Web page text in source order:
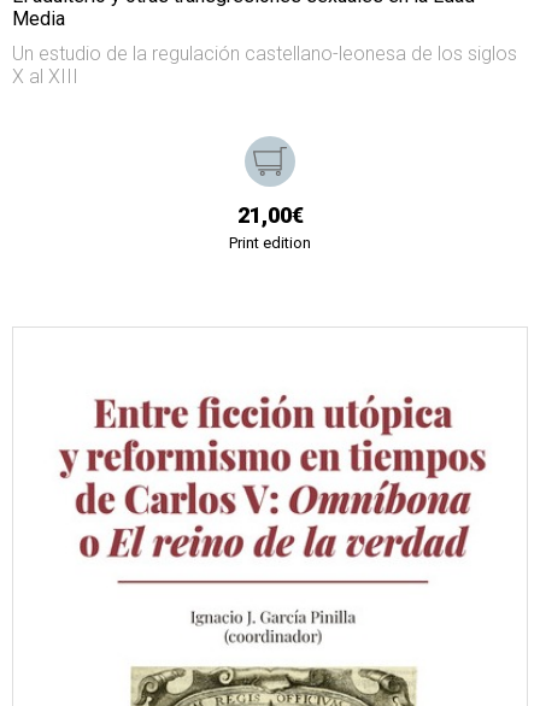
Media
Un estudio de la regulación castellano-leonesa de los siglos
X al XIII
21,00€
Print edition